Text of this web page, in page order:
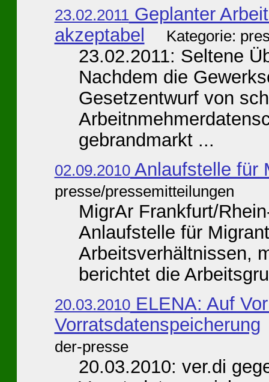
23.02.2011 Geplanter
akzeptabel
Kategorie:
23.02.2011: Seltene
Nachdem die
Gesetzentwurf von
gebrandmarkt ...
02.09.2010Anlaufstelle für
presse/pressemitteilungen
MigrAr Frankfurt/
Anlaufstelle für
Arbeitsverhältnissen,
berichtet die
20.03.2010ELENA: Auf
Vorratsdatenspeicherung
der-presse
20.03.2010: ver.di